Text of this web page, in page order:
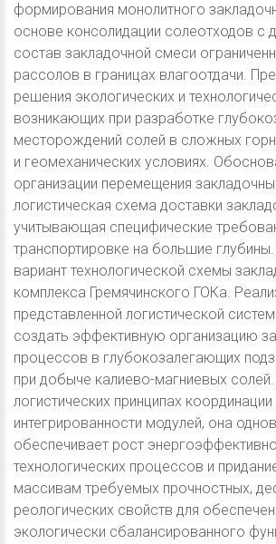
формирования монолитного
основе консолидации солеотходов с
состав закладочной смеси
рассолов в границах влагоотдачи.
решения экологических и
возникающих при разработке
месторождений солей в сложных
и геомеханических условиях.
организации перемещения
логистическая схема доставки
учитывающая специфические
транспортировке на большие
вариант технологической схемы
комплекса Гремячинского ГОКа.
представленной логистической
создать эффективную организацию
процессов в глубокозалегающих
при добыче калиево-магниевых
логистических принципах координации
интегрированности модулей, она
обеспечивает рост
технологических процессов и
массивам требуемых прочностных,
реологических свойств для
экологически сбалансированного